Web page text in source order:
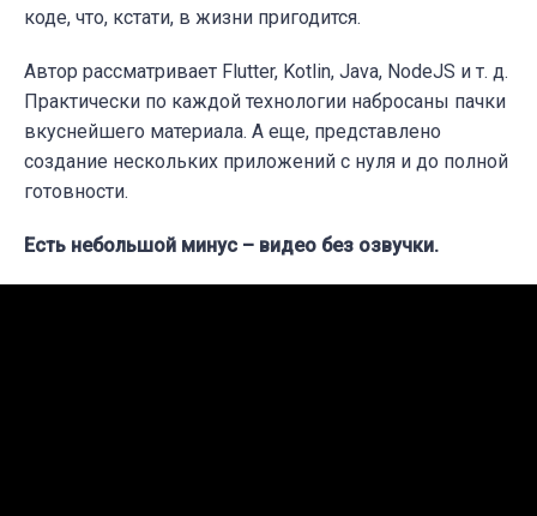
коде, что, кстати, в жизни пригодится.
Автор рассматривает Flutter, Kotlin, Java, NodeJS и т. д.
Практически по каждой технологии набросаны пачки
вкуснейшего материала. А еще, представлено
создание нескольких приложений с нуля и до полной
готовности.
Есть небольшой минус – видео без озвучки.